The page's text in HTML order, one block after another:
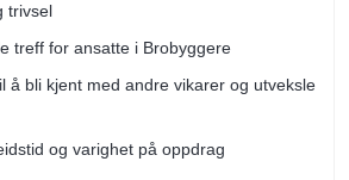
trivsel
treff for ansatte i Brobyggere
å bli kjent med andre vikarer og utveksle
og varighet på oppdrag